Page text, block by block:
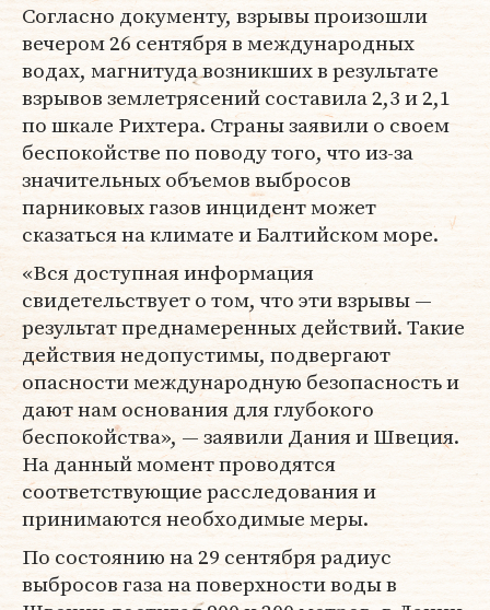
Согласно документу, взрывы произошли
вечером 26 сентября в международных
водах, магнитуда возникших в результате
взрывов землетрясений составила 2,3 и 2,1
по шкале Рихтера. Страны заявили о своем
беспокойстве по поводу того, что из-за
значительных объемов выбросов
парниковых газов инцидент может
сказаться на климате и Балтийском море.
«Вся доступная информация
свидетельствует о том, что эти взрывы —
результат преднамеренных действий. Такие
действия недопустимы, подвергают
опасности международную безопасность и
дают нам основания для глубокого
беспокойства», — заявили Дания и Швеция.
На данный момент проводятся
соответствующие расследования и
принимаются необходимые меры.
По состоянию на 29 сентября радиус
выбросов газа на поверхности воды в